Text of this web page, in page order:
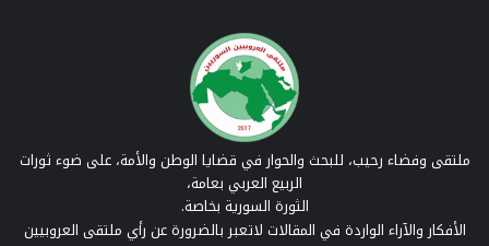
ملتقى وفضاء رحيب، للبحث والحوار في قضايا الوطن والأمة، على ضوء ثورات
الربيع العربي بعامة،
الثورة السورية بخاصة.
الأفكار والآراء الواردة في المقالات لاتعبر بالضرورة عن رأي ملتقى العروبيين